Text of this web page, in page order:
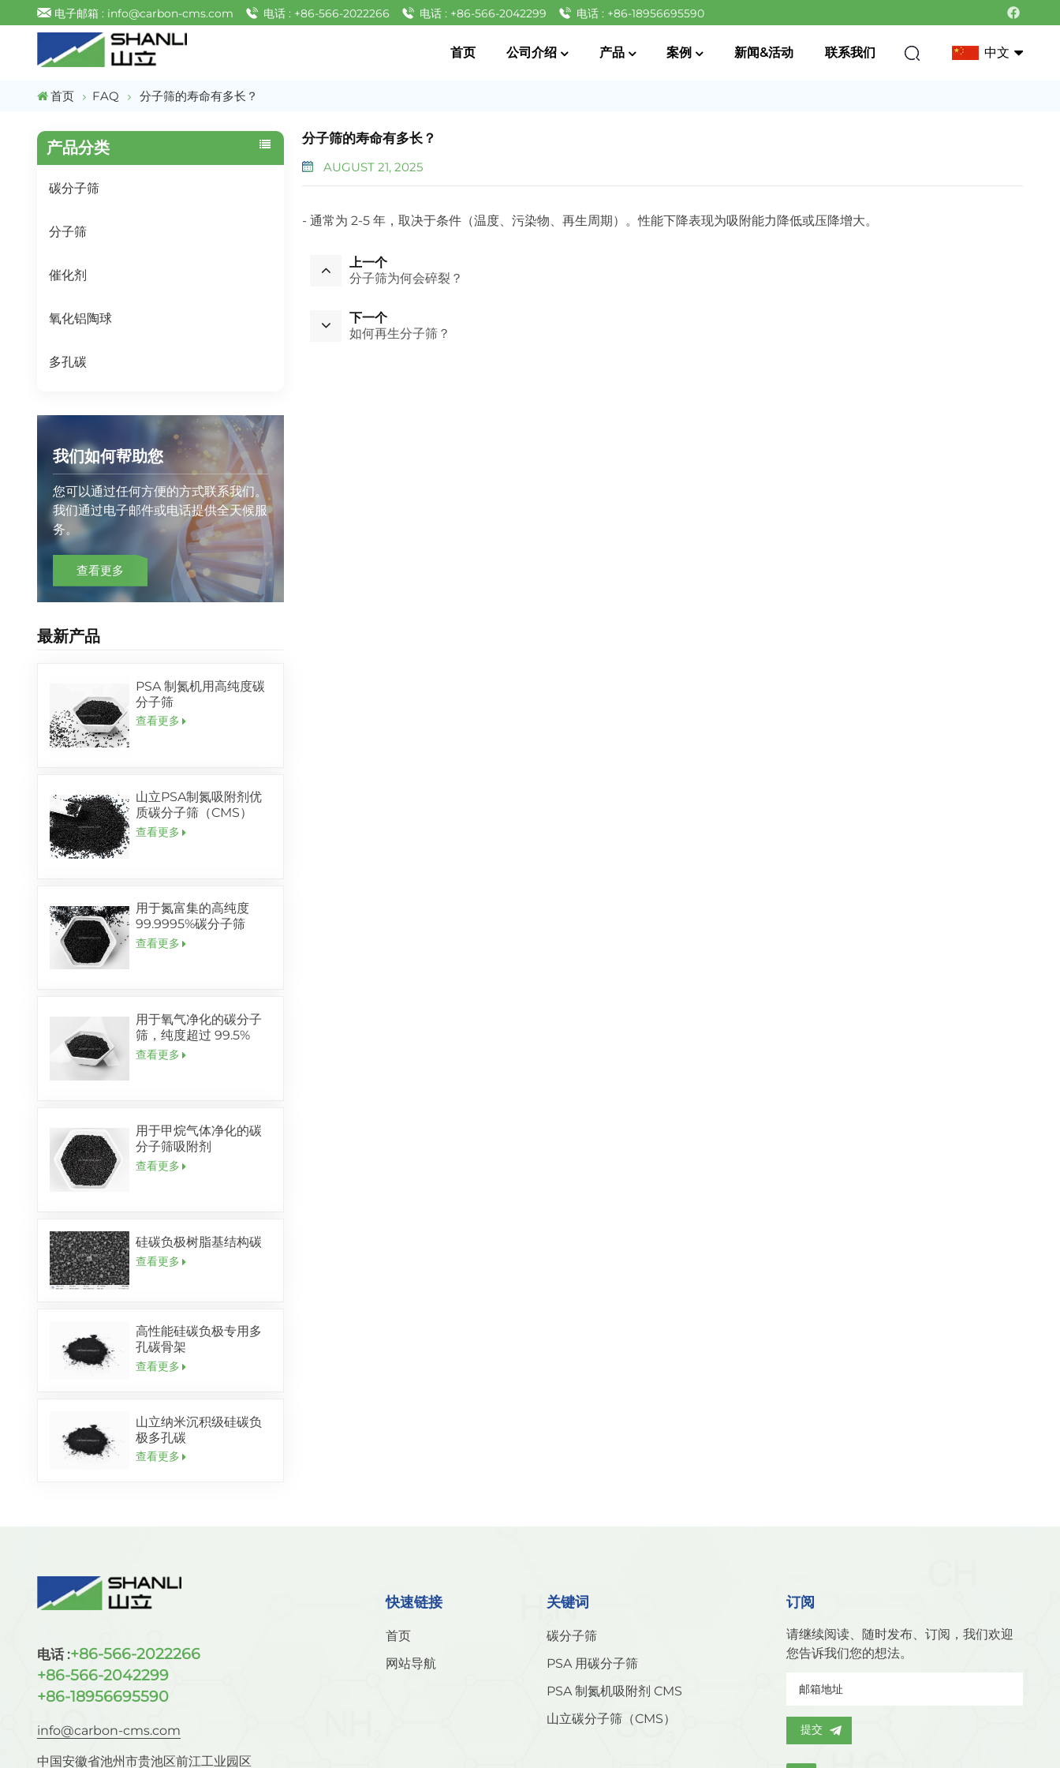
电子邮箱 : info@carbon-cms.com 电话 : +86-566-2022266 电话 : +86-566-2042299 电话 : +86-18956695590
首页 公司介绍 产品 案例 新闻&活动 联系我们 中文
首页 FAQ 分子筛的寿命有多长？
产品分类
碳分子筛
分子筛
催化剂
氧化铝陶球
多孔碳
我们如何帮助您
您可以通过任何方便的方式联系我们。
我们通过电子邮件或电话提供全天候服
务。
查看更多
最新产品
PSA 制氮机用高纯度碳
分子筛
查看更多
山立PSA制氮吸附剂优
质碳分子筛（CMS）
查看更多
用于氮富集的高纯度
99.9995%碳分子筛
查看更多
用于氧气净化的碳分子
筛，纯度超过 99.5%
查看更多
用于甲烷气体净化的碳
分子筛吸附剂
查看更多
硅碳负极树脂基结构碳
查看更多
高性能硅碳负极专用多
孔碳骨架
查看更多
山立纳米沉积级硅碳负
极多孔碳
查看更多
分子筛的寿命有多长？
AUGUST 21, 2025
- 通常为 2-5 年，取决于条件（温度、污染物、再生周期）。性能下降表现为吸附能力降低或压降增大。
上一个
分子筛为何会碎裂？
下一个
如何再生分子筛？
电话 :+86-566-2022266
+86-566-2042299
+86-18956695590
info@carbon-cms.com
中国安徽省池州市贵池区前江工业园区
快速链接
首页
网站导航
关键词
碳分子筛
PSA 用碳分子筛
PSA 制氮机吸附剂 CMS
山立碳分子筛（CMS）
订阅
请继续阅读、随时发布、订阅，我们欢迎
您告诉我们您的想法。
提交